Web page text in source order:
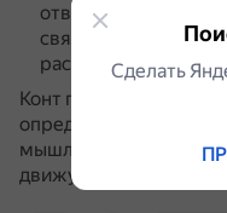
отвлечённых начал,
связь между
рассуждений.
Конт полагал, что
определяет не только
мышления, но и
движущей силой
Сделать